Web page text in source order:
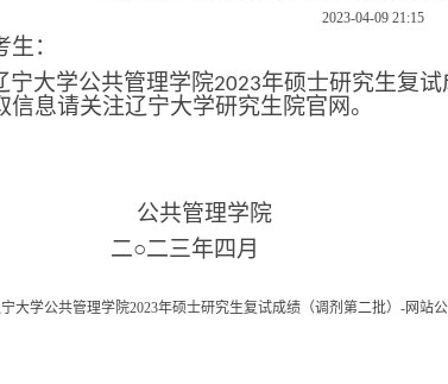
2023-04-09 21:15
：
宁大学公共管理学院2023年硕士研究生复
信息请关注辽宁大学研究生院官网。
公共管理学院
二三年四月
大学公共管理学院2023年硕士研究生复试成绩（调剂第二批）-网站